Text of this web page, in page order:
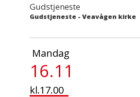
Gudstjeneste
Gudstjeneste - Veavågen kirke
Mandag
16.11
kl.17.00